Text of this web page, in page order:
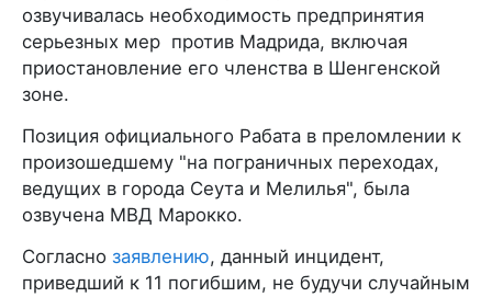
озвучивалась необходимость предпринятия
серьезных мер против Мадрида, включая
приостановление его членства в Шенгенской
зоне.
Позиция официального Рабата в преломлении к
произошедшему "на пограничных переходах,
ведущих в города Сеута и Мелилья", была
озвучена МВД Марокко.
Согласно заявлению, данный инцидент,
приведший к 11 погибшим, не будучи случайным